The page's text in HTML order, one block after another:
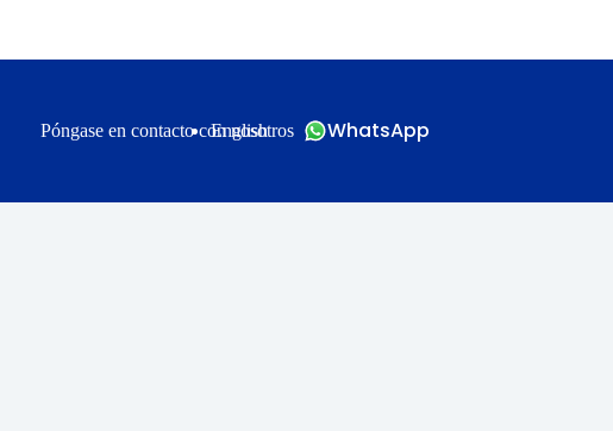
Póngase en contacto con nosotros
English WhatsApp